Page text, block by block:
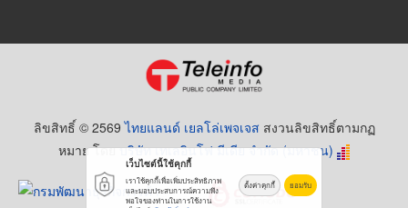
ลิขสิทธิ์ © 2569ไทยแลนด์ เยลโล่เพจเจส สงวนลิขสิทธิ์ตามกฏ
หมาย โดยบริษัท เทเลอินโฟ มีเดีย จำกัด (มหาชน)
เว็บไซต์นี้ใช้คุกกี้
เราใช้คุกกี้เพื่อเพิ่มประสิทธิภาพ
และมอบประสบการณ์ความพึง
พอใจของท่านในการใช้งาน
ตั้งค่าคุกกี้ ยอมรับ